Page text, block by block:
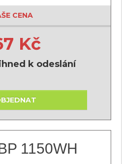
CENA
Kč
k odeslání
1150WH